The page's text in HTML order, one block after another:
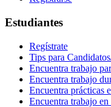
Estudiantes
Regístrate
Tips para
Encuentra trabajo
Encuentra trabajo
Encuentra prácticas
Encuentra trabajo